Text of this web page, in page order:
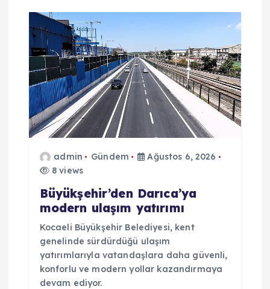
admin Gündem
Ağustos 6, 2026
8 views
Büyükşehir’den Darıca’ya
modern ulaşım yatırımı
Kocaeli Büyükşehir Belediyesi, kent
genelinde sürdürdüğü ulaşım
yatırımlarıyla vatandaşlara daha güvenli,
konforlu ve modern yollar kazandırmaya
devam ediyor.